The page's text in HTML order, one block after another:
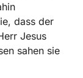
dass der
Jesus
sahen sie